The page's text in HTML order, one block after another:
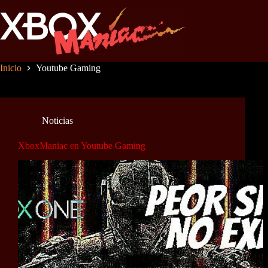
al
contenido
Inicio Youtube Gaming
Noticias
XboxManiac en Youtube Gaming